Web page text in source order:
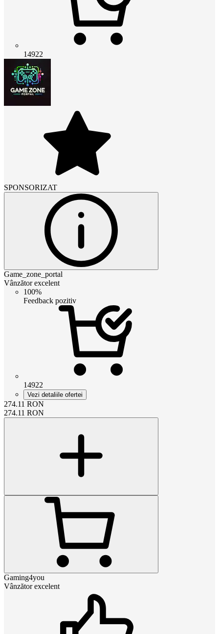
14922
SPONSORIZAT
Game_zone_portal
Vânzător excelent
100%
Feedback pozitiv
14922
Vezi detaliile ofertei
274.11 RON
274.11 RON
Gaming4you
Vânzător excelent